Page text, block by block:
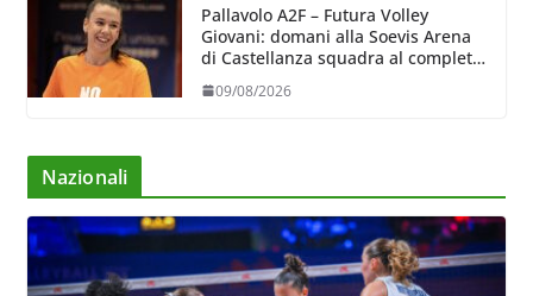
Pallavolo A2F – Futura Volley
Giovani: domani alla Soevis Arena
di Castellanza squadra al completo
09/08/2026
Nazionali